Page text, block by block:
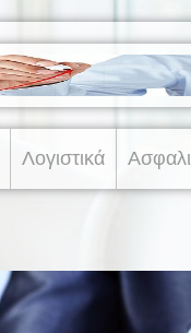
Λογιστικά